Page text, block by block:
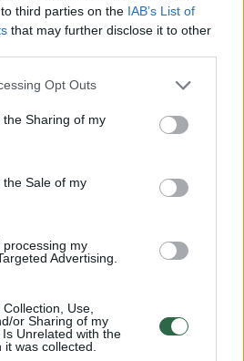
third parties on the IAB’s List of
that may further disclose it to other
Opt Outs
Sharing of my
Sale of my
my
Advertising.
Use,
or Sharing of my
Unrelated with the
was collected.
lietuviška knyga, o
gramatika,
o autorių kolektyvas
Šulcas parengė
turinio lietuvišką
knygą „Ezopo
Donelaičio poema
grožinės literatūros
kalnas iškylantis tarp